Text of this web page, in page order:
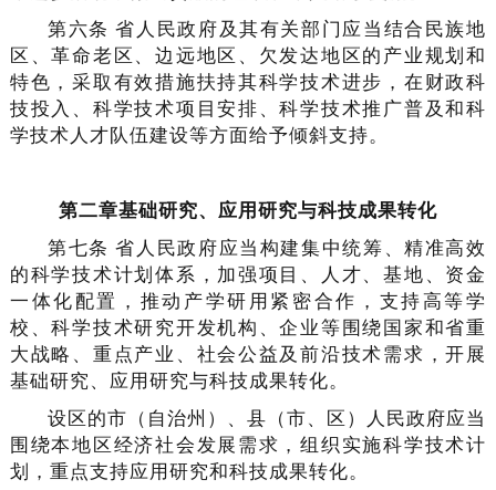
第六条省人民政府及其有关部门应当结合民族地
区、革命老区、边远地区、欠发达地区的产业规划和
特色，采取有效措施扶持其科学技术进步，在财政科
技投入、科学技术项目安排、科学技术推广普及和科
学技术人才队伍建设等方面给予倾斜支持。
第二章基础研究、应用研究与科技成果转化
第七条 省人民政府应当构建集中统筹、精准高效
的科学技术计划体系，加强项目、人才、基地、资金
一体化配置，推动产学研用紧密合作，支持高等学
校、科学技术研究开发机构、企业等围绕国家和省重
大战略、重点产业、社会公益及前沿技术需求，开展
基础研究、应用研究与科技成果转化。
设区的市（自治州）、县（市、区）人民政府应当
围绕本地区经济社会发展需求，组织实施科学技术计
划，重点支持应用研究和科技成果转化。